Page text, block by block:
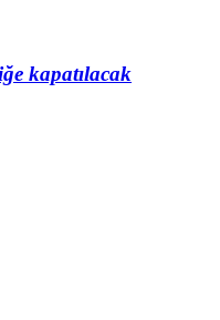
kapatılacak